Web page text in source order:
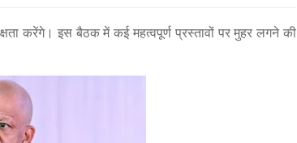
करेंगे। इस बैठक में कई महत्वपूर्ण प्रस्तावों पर मुहर लगने की